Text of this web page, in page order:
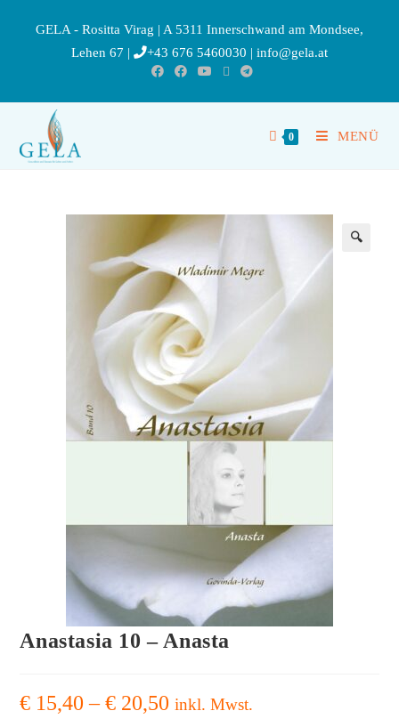
GELA - Rositta Virag | A 5311 Innerschwand am Mondsee,
Lehen 67 |
+43 676 5460030 | info@gela.at
0 MENÜ
Anastasia 10 – Anasta
€ 15,40 –€ 20,50 inkl. Mwst.